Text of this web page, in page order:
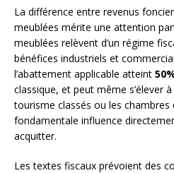
La différence entre revenus
meublées mérite une attention
meublées relèvent d’un régime
bénéfices industriels et
l’abattement applicable atteint
classique, et peut même s’élever
tourisme classés ou les chambres
fondamentale influence
acquitter.
Les textes fiscaux prévoient des